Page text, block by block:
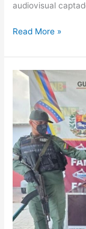
audiovisual
Read More »
GNB
incauta
presunta
droga
y
detiene
a
dos
ciudadanos
en
el
peaje